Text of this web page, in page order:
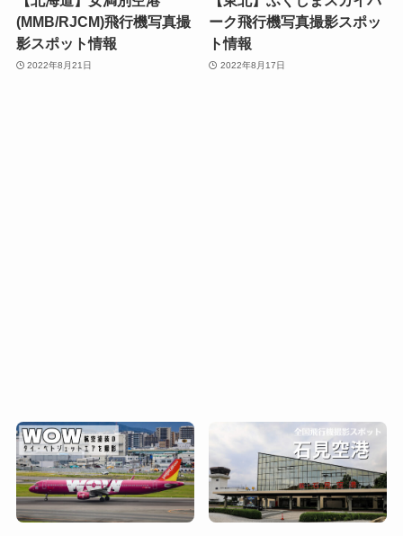
(MMB/RJCM)飛行機写真撮
影スポット情報
2022年8月21日
ーク飛行機写真撮影スポッ
ト情報
2022年8月17日